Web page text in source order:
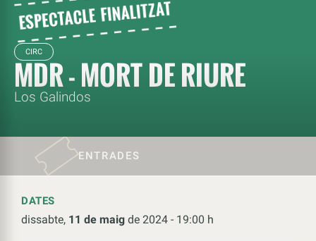
CIRC
MDR - MORT DE RIURE
Los Galindos
ENTRADES
DATES
dissabte, 11 de maig de 2024 - 19:00 h